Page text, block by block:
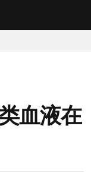
血液在